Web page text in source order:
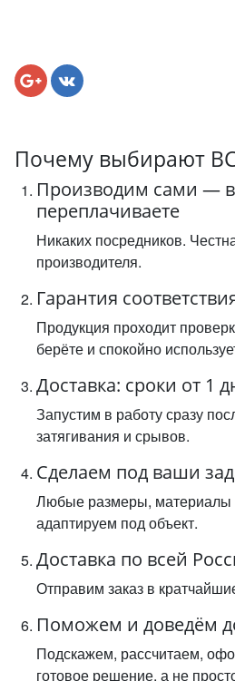
Почему выбирают
Производим сами —
переплачиваете
Никаких посредников.
производителя.
Гарантия
Продукция проходит
берёте и спокойно
Доставка: сроки от 1
Запустим в работу сразу
затягивания и срывов.
Сделаем под ваши
Любые размеры,
адаптируем под объект.
Доставка по всей
Отправим заказ в
Поможем и доведём
Подскажем, рассчитаем,
готовое решение, а не